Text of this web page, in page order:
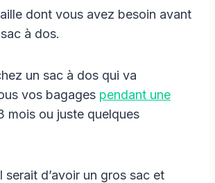
dont vous avez besoin avant
à dos.
un sac à dos qui va
vos bagages pendant une
mois ou juste quelques
serait d’avoir un gros sac et